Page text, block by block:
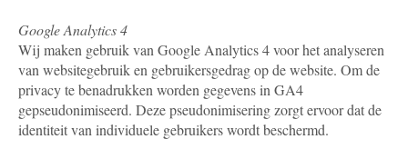
Google Analytics 4
Wij maken gebruik van Google Analytics 4 voor het analyseren
van websitegebruik en gebruikersgedrag op de website. Om de
privacy te benadrukken worden gegevens in GA4
gepseudonimiseerd. Deze pseudonimisering zorgt ervoor dat de
identiteit van individuele gebruikers wordt beschermd.